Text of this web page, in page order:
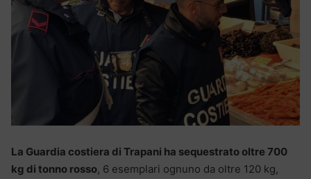
La Guardia costiera di Trapani ha sequestrato oltre 700
kg di tonno rosso, 6 esemplari ognuno da oltre 120 kg,